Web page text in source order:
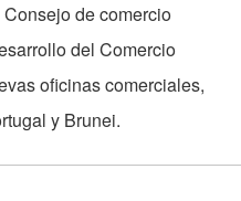
de comercio
del Comercio
oficinas comerciales,
y Brunei.